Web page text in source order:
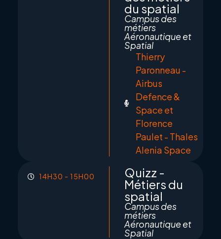
du spatial
Campus des
métiers
Aéronautique et
Spatial
Thierry
Paronneau -
Airbus
Defence &
Space et
Florence
Paulet - Thales
Alenia Space
14H30 - 15H00
Quizz -
Métiers du
spatial
Campus des
métiers
Aéronautique et
Spatial